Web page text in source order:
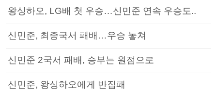
왕싱하오, LG배 첫 우승…신민준 연속 우승도..
신민준, 최종국서 패배…우승 놓쳐
신민준 2국서 패배, 승부는 원점으로
신민준, 왕싱하오에게 반집패